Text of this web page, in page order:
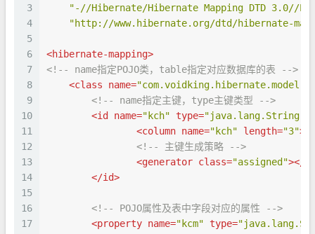
3
4
5
6
7
8
9
10
11
12
13
14
15
16
17
"-//Hibernate/Hibernate Mapping DTD 3.0//
"http://www.hibernate.org/dtd/hibernate-
<hibernate-mapping>
<!-- name指定POJO类，table指定对应数据库的表 -->
<class name=
<!-- name指定主键，type主键类型 -->
<id name="kch" type="java.lang.String"
<column name="kch" length="3">
<!-- 主键生成策略 -->
<generator class="assigned"></
</id>
<!-- POJO属性及表中字段对应的属性 -->
<property name="kcm" type=